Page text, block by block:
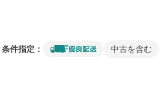
条件指定： 中古を含む